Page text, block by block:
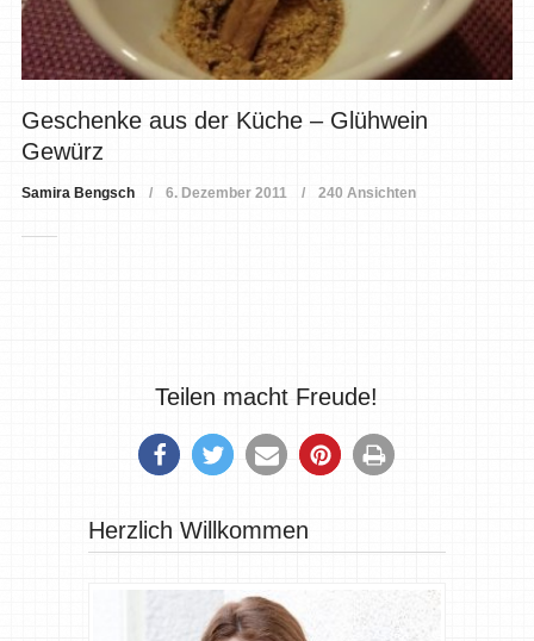
Geschenke aus der Küche – Glühwein
Gewürz
Samira Bengsch 6. Dezember 2011 240 Ansichten
Teilen macht Freude!
Herzlich Willkommen